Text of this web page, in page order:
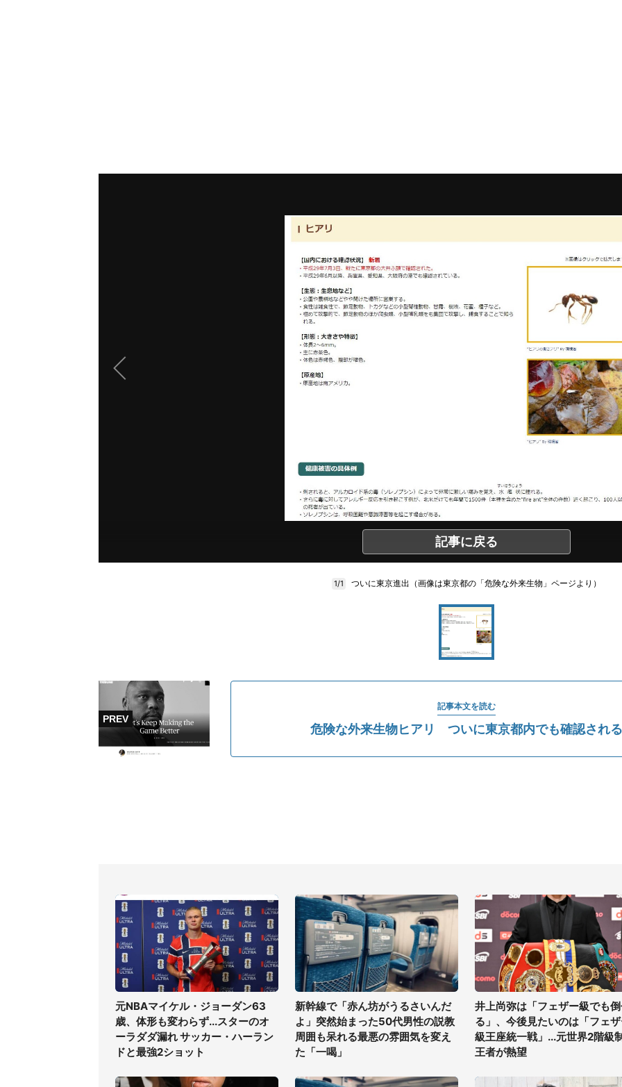
記事に戻る
1/1 ついに東京進出（画像は東京都の「危険な外来生物」ページより）
記事本文を読む
危険な外来生物ヒアリ ついに東京都内でも確認される
元NBAマイケル・ジョーダン63
歳、体形も変わらず...スターのオ
ーラダダ漏れ サッカー・ハーラン
ドと最強2ショット
新幹線で「赤ん坊がうるさいんだ
よ」突然始まった50代男性の説教
周囲も呆れる最悪の雰囲気を変え
た「一喝」
井上尚弥は「フェザー級でも
る」、今後見たいのは「フェ
級王座統一戦」...元世界2階級
王者が熱望